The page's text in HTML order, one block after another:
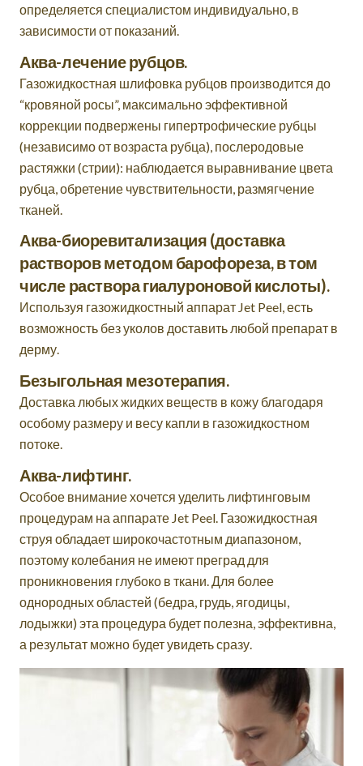
определяется специалистом индивидуально, в
зависимости от показаний.
Аква-лечение рубцов.
Газожидкостная шлифовка рубцов производится до
“кровяной росы”, максимально эффективной
коррекции подвержены гипертрофические рубцы
(независимо от возраста рубца), послеродовые
растяжки (стрии): наблюдается выравнивание цвета
рубца, обретение чувствительности, размягчение
тканей.
Аква-биоревитализация (доставка
растворов методом барофореза, в том
числе раствора гиалуроновой кислоты).
Используя газожидкостный аппарат Jet Peel, есть
возможность без уколов доставить любой препарат в
дерму.
Безыгольная мезотерапия.
Доставка любых жидких веществ в кожу благодаря
особому размеру и весу капли в газожидкостном
потоке.
Аква-лифтинг.
Особое внимание хочется уделить лифтинговым
процедурам на аппарате Jet Peel. Газожидкостная
струя обладает широкочастотным диапазоном,
поэтому колебания не имеют преград для
проникновения глубоко в ткани. Для более
однородных областей (бедра, грудь, ягодицы,
лодыжки) эта процедура будет полезна, эффективна,
а результат можно будет увидеть сразу.